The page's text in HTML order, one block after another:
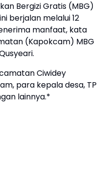
Bergizi Gratis (MBG)
berjalan melalui 12
manfaat, kata
(Kapokcam) MBG
Ciwidey
para kepala desa, TP
lainnya.*